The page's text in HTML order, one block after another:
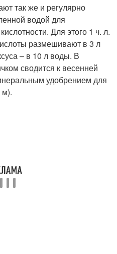
так же и регулярно
водой для
Для этого 1 ч. л.
размешивают в 3 л
– в 10 л воды. В
сводится к весенней
удобрением для
м).